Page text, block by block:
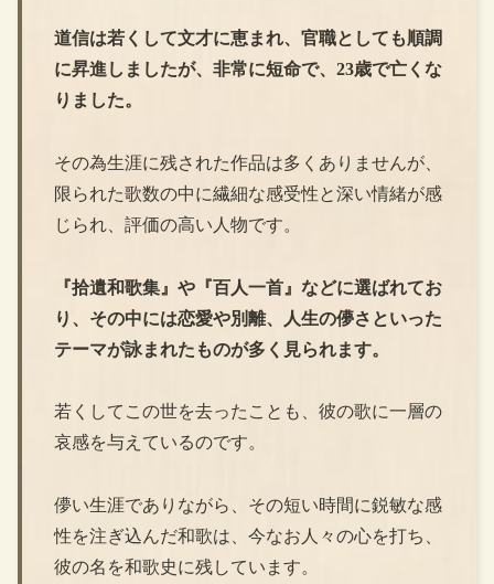
道信は若くして文才に恵まれ、官職としても順調
に昇進しましたが、非常に短命で、23歳で亡くな
りました。
その為生涯に残された作品は多くありませんが、
限られた歌数の中に繊細な感受性と深い情緒が感
じられ、評価の高い人物です。
『拾遺和歌集』や『百人一首』などに選ばれてお
り、その中には恋愛や別離、人生の儚さといった
テーマが詠まれたものが多く見られます。
若くしてこの世を去ったことも、彼の歌に一層の
哀感を与えているのです。
儚い生涯でありながら、その短い時間に鋭敏な感
性を注ぎ込んだ和歌は、今なお人々の心を打ち、
彼の名を和歌史に残しています。